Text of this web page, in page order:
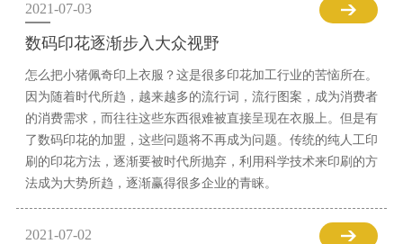
2021-07-03
数码印花逐渐步入大众视野
怎么把小猪佩奇印上衣服？这是很多印花加工行业的苦恼所在。
因为随着时代所趋，越来越多的流行词，流行图案，成为消费者
的消费需求，而往往这些东西很难被直接呈现在衣服上。但是有
了数码印花的加盟，这些问题将不再成为问题。传统的纯人工印
刷的印花方法，逐渐要被时代所抛弃，利用科学技术来印刷的方
法成为大势所趋，逐渐赢得很多企业的青睐。
2021-07-02